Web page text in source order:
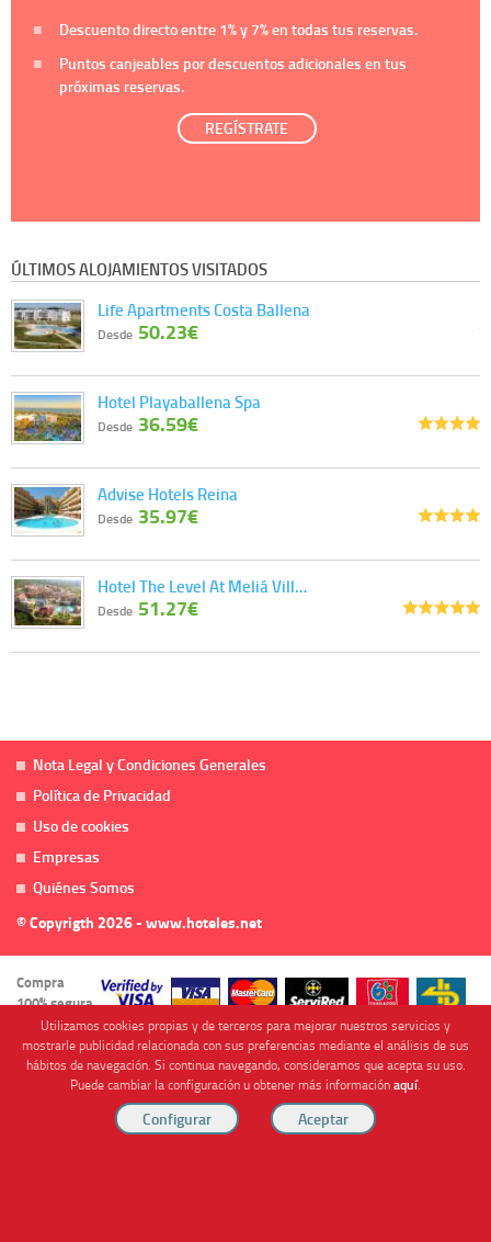
Descuento directo entre 1%y 7%en todas tus reservas.
Puntos canjeables por descuentos adicionales en tus
próximas reservas.
REGÍSTRATE
ÚLTIMOS ALOJAMIENTOS VISITADOS
Life Apartments Costa Ballena
Desde 50.23€
Hotel Playaballena Spa
Desde 36.59€
Advise Hotels Reina
Desde 35.97€
Hotel The Level At Meliá Vill…
Desde 51.27€
Nota Legal y Condiciones Generales
Política de Privacidad
Uso de cookies
Empresas
Quiénes Somos
© Copyrigth 2026 - www.hoteles.net
Compra
100% segura
Cofinanciado por
Utilizamos cookies propias y de terceros para mejorar nuestros servicios y
mostrarle publicidad relacionada con sus preferencias mediante el análisis de sus
hábitos de navegación. Si continua navegando, consideramos que acepta su uso.
Puede cambiar la configuración u obtener más informaciónaquí.